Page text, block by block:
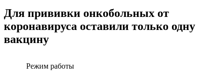
Для прививки онкобольных от
коронавируса оставили только одну
вакцину
Режим работы